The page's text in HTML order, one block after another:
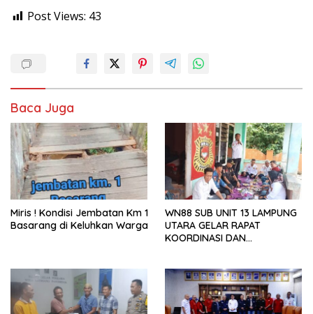
Post Views: 43
Baca Juga
Miris ! Kondisi Jembatan Km 1
Basarang di Keluhkan Warga
WN88 SUB UNIT 13 LAMPUNG
UTARA GELAR RAPAT
KOORDINASI DAN